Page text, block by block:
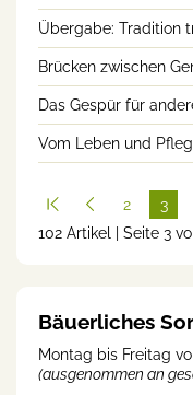
Übergabe: Tradition
Brücken zwischen
Das Gespür für
Vom Leben und
2
3
(cur
102 Artikel | Seite 3
Bäuerliches
Montag bis Freitag
(ausgenommen an